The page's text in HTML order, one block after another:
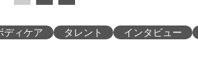
ディケア タレント インタビュー